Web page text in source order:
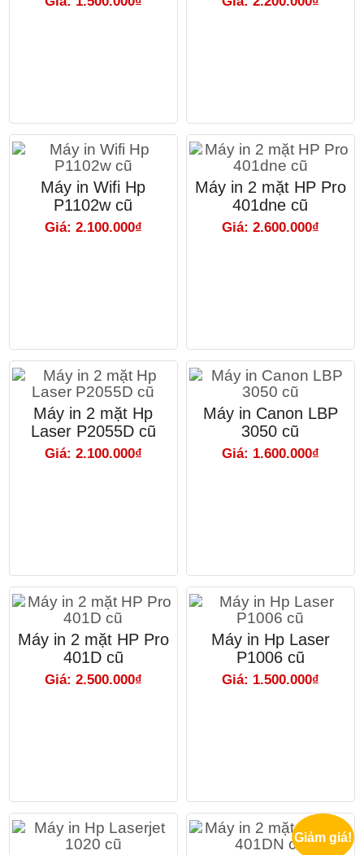
Máy in Wifi Hp
P1102w cũ
Giá: 2.100.000₫
Máy in 2 mặt HP Pro
401dne cũ
Giá: 2.600.000₫
Máy in 2 mặt Hp
Laser P2055D cũ
Giá: 2.100.000₫
Máy in Canon LBP
3050 cũ
Giá: 1.600.000₫
Máy in 2 mặt HP Pro
401D cũ
Giá: 2.500.000₫
Máy in Hp Laser
P1006 cũ
Giá: 1.500.000₫
Giảm giá!